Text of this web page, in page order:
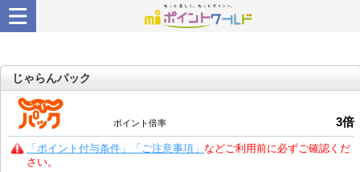
じゃらんパック
ポイント倍率 3倍
「ポイント付与条件」「ご注意事項」 などご利用前に必ずご確認くだ
さい。